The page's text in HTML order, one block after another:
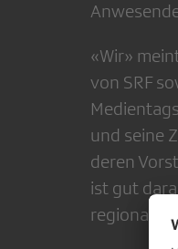
«Wir»
von SRF
und seine
deren
ist gut
regionalen